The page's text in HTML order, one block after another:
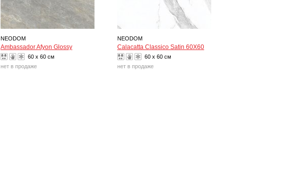
NEODOM
Ambassador Afyon Glossy
60 x 60 см
нет в продаже
NEODOM
Calacatta Classico Satin 60X60
60 x 60 см
нет в продаже